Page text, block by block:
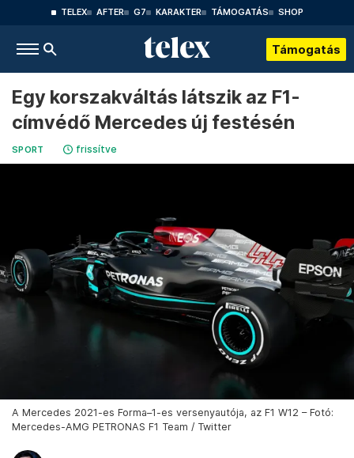
TELEX AFTER G7 KARAKTER TÁMOGATÁS SHOP
Támogatás
Egy korszakváltás látszik az F1-
címvédő Mercedes új festésén
SPORT frissítve
A Mercedes 2021-es Forma–1-es versenyautója, az F1 W12 – Fotó:
Mercedes-AMG PETRONAS F1 Team / Twitter